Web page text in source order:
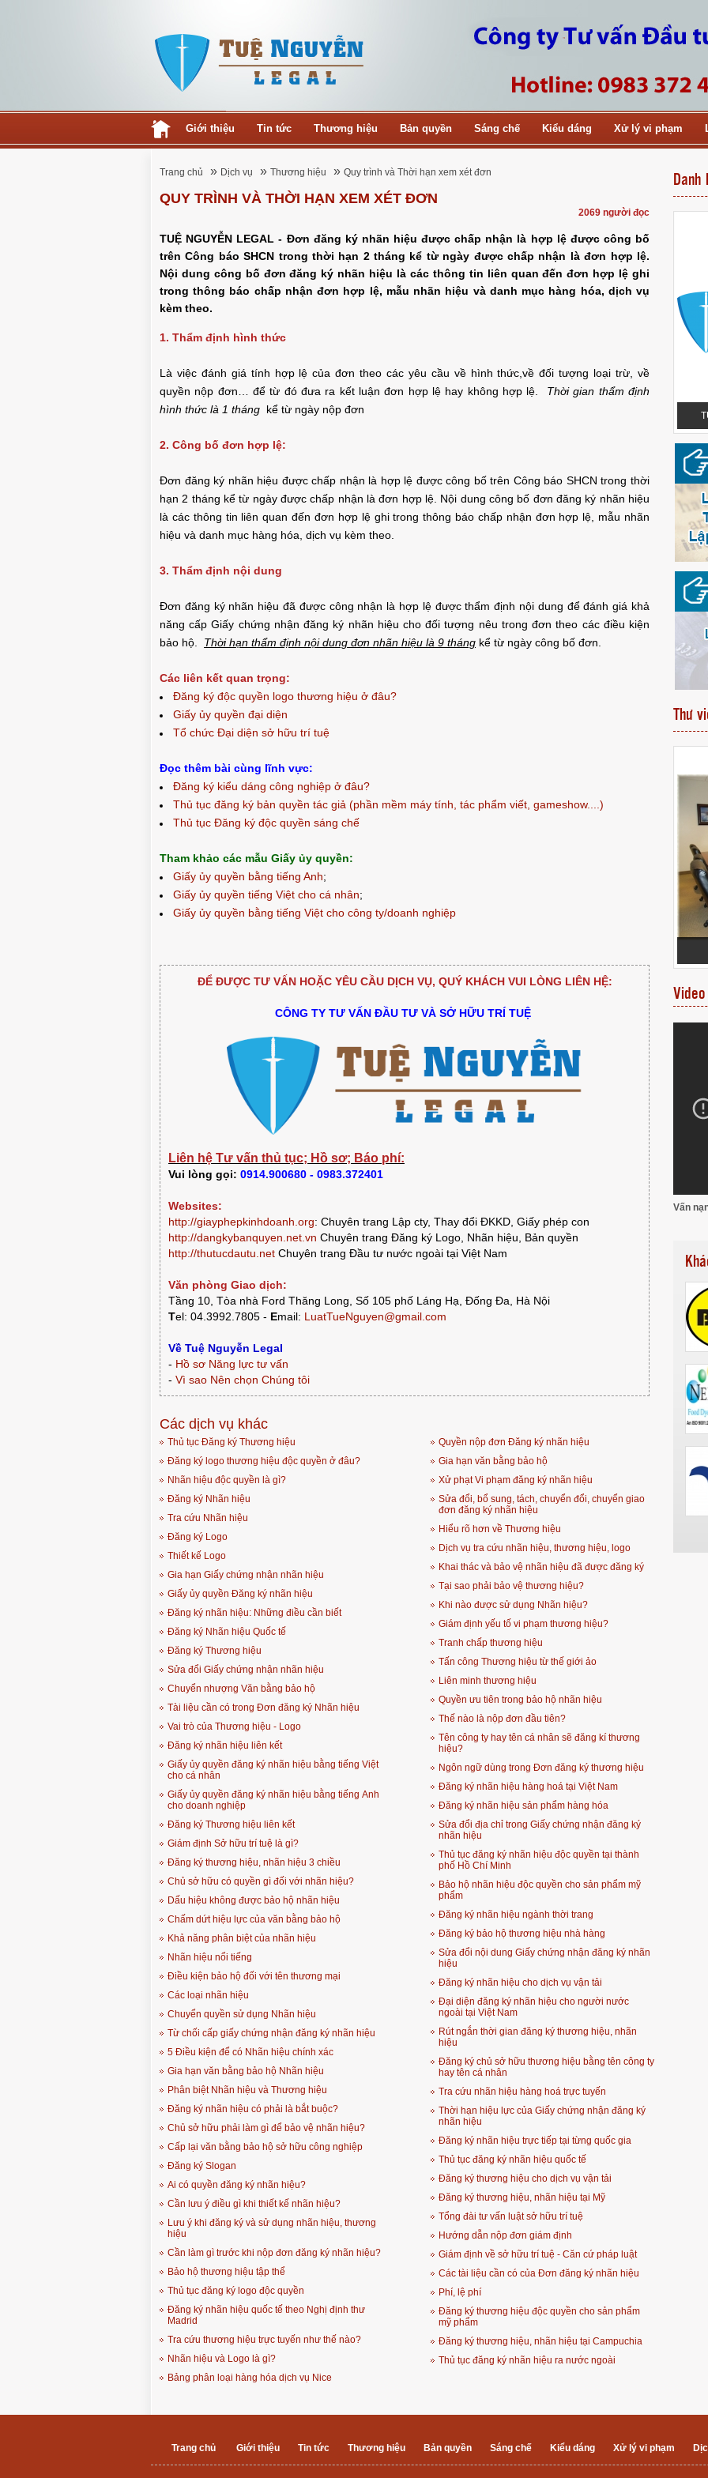
Giới thiệu Tin tức Thương hiệu Bản quyền Sáng chế Kiểu dáng Xử lý vi phạm
Trang chủ » Dịch vụ » Thương hiệu » Quy trình và Thời hạn xem xét đơn
QUY TRÌNH VÀ THỜI HẠN XEM XÉT ĐƠN
2069 người đọc
TUỆ NGUYỄN LEGAL - Đơn đăng ký nhãn hiệu được chấp nhận là hợp lệ được công bố
trên Công báo SHCN trong thời hạn 2 tháng kể từ ngày được chấp nhận là đơn hợp lệ.
Nội dung công bố đơn đăng ký nhãn hiệu là các thông tin liên quan đến đơn hợp lệ ghi
trong thông báo chấp nhận đơn hợp lệ, mẫu nhãn hiệu và danh mục hàng hóa, dịch vụ
kèm theo.
1. Thẩm định hình thức
Là việc đánh giá tính hợp lệ của đơn theo các yêu cầu về hình thức,về đối tượng loại trừ, về
quyền nộp đơn… để từ đó đưa ra kết luận đơn hợp lệ hay không hợp lệ. Thời gian thẩm định
hình thức là 1 tháng kể từ ngày nộp đơn
2. Công bố đơn hợp lệ:
Đơn đăng ký nhãn hiệu được chấp nhận là hợp lệ được công bố trên Công báo SHCN trong thời
hạn 2 tháng kể từ ngày được chấp nhận là đơn hợp lệ. Nội dung công bố đơn đăng ký nhãn hiệu
là các thông tin liên quan đến đơn hợp lệ ghi trong thông báo chấp nhận đơn hợp lệ, mẫu nhãn
hiệu và danh mục hàng hóa, dịch vụ kèm theo.
3. Thẩm định nội dung
Đơn đăng ký nhãn hiệu đã được công nhận là hợp lệ được thẩm định nội dung để đánh giá khả
năng cấp Giấy chứng nhận đăng ký nhãn hiệu cho đối tượng nêu trong đơn theo các điều kiện
bảo hộ. Thời hạn thẩm định nội dung đơn nhãn hiệu là 9 tháng kể từ ngày công bố đơn.
Các liên kết quan trọng:
Đăng ký độc quyền logo thương hiệu ở đâu?
Giấy ủy quyền đại diện
Tổ chức Đại diện sở hữu trí tuệ
Đọc thêm bài cùng lĩnh vực:
Đăng ký kiểu dáng công nghiệp ở đâu?
Thủ tục đăng ký bản quyền tác giả (phần mềm máy tính, tác phẩm viết, gameshow....)
Thủ tục Đăng ký độc quyền sáng chế
Tham khảo các mẫu Giấy ủy quyền:
Giấy ủy quyền bằng tiếng Anh;
Giấy ủy quyền tiếng Việt cho cá nhân;
Giấy ủy quyền bằng tiếng Việt cho công ty/doanh nghiệp
ĐỂ ĐƯỢC TƯ VẤN HOẶC YÊU CẦU DỊCH VỤ, QUÝ KHÁCH VUI LÒNG LIÊN HỆ:
CÔNG TY TƯ VẤN ĐẦU TƯ VÀ SỞ HỮU TRÍ TUỆ
Liên hệ Tư vấn thủ tục; Hồ sơ; Báo phí:
Vui lòng gọi: 0914.900680 - 0983.372401
Websites:
http://giayphepkinhdoanh.org: Chuyên trang Lập cty, Thay đổi ĐKKD, Giấy phép con
http://dangkybanquyen.net.vn Chuyên trang Đăng ký Logo, Nhãn hiệu, Bản quyền
http://thutucdautu.net Chuyên trang Đầu tư nước ngoài tại Việt Nam
Văn phòng Giao dịch:
Tầng 10, Tòa nhà Ford Thăng Long, Số 105 phố Láng Hạ, Đống Đa, Hà Nội
Tel: 04.3992.7805 - Email: LuatTueNguyen@gmail.com
Về Tuệ Nguyễn Legal
- Hồ sơ Năng lực tư vấn
- Vì sao Nên chọn Chúng tôi
Các dịch vụ khác
Thủ tục Đăng ký Thương hiệu
Đăng ký logo thương hiệu độc quyền ở đâu?
Nhãn hiệu độc quyền là gì?
Đăng ký Nhãn hiệu
Tra cứu Nhãn hiệu
Đăng ký Logo
Thiết kế Logo
Gia hạn Giấy chứng nhận nhãn hiệu
Giấy ủy quyền Đăng ký nhãn hiệu
Đăng ký nhãn hiệu: Những điều cần biết
Đăng ký Nhãn hiệu Quốc tế
Đăng ký Thương hiệu
Sửa đổi Giấy chứng nhận nhãn hiệu
Chuyển nhượng Văn bằng bảo hộ
Tài liệu cần có trong Đơn đăng ký Nhãn hiệu
Vai trò của Thương hiệu - Logo
Đăng ký nhãn hiệu liên kết
Giấy ủy quyền đăng ký nhãn hiệu bằng tiếng Việt
cho cá nhân
Giấy ủy quyền đăng ký nhãn hiệu bằng tiếng Anh
cho doanh nghiệp
Đăng ký Thương hiệu liên kết
Giám định Sở hữu trí tuệ là gì?
Đăng ký thương hiệu, nhãn hiệu 3 chiều
Chủ sở hữu có quyền gì đối với nhãn hiệu?
Dấu hiệu không được bảo hộ nhãn hiệu
Chấm dứt hiệu lực của văn bằng bảo hộ
Khả năng phân biệt của nhãn hiệu
Nhãn hiệu nổi tiếng
Điều kiện bảo hộ đối với tên thương mại
Các loại nhãn hiệu
Chuyển quyền sử dụng Nhãn hiệu
Từ chối cấp giấy chứng nhận đăng ký nhãn hiệu
5 Điều kiện để có Nhãn hiệu chính xác
Gia hạn văn bằng bảo hộ Nhãn hiệu
Phân biệt Nhãn hiệu và Thương hiệu
Đăng ký nhãn hiệu có phải là bắt buộc?
Chủ sở hữu phải làm gì để bảo vệ nhãn hiệu?
Cấp lại văn bằng bảo hộ sở hữu công nghiệp
Đăng ký Slogan
Ai có quyền đăng ký nhãn hiệu?
Cần lưu ý điều gì khi thiết kế nhãn hiệu?
Lưu ý khi đăng ký và sử dụng nhãn hiệu, thương
hiệu
Cần làm gì trước khi nộp đơn đăng ký nhãn hiệu?
Bảo hộ thương hiệu tập thể
Thủ tục đăng ký logo độc quyền
Đăng ký nhãn hiệu quốc tế theo Nghị định thư
Madrid
Tra cứu thương hiệu trực tuyến như thế nào?
Nhãn hiệu và Logo là gì?
Bảng phân loại hàng hóa dịch vụ Nice
Quyền nộp đơn Đăng ký nhãn hiệu
Gia hạn văn bằng bảo hộ
Xử phạt Vi phạm đăng ký nhãn hiệu
Sửa đổi, bổ sung, tách, chuyển đổi, chuyển giao
đơn đăng ký nhãn hiệu
Hiểu rõ hơn về Thương hiệu
Dịch vụ tra cứu nhãn hiệu, thương hiệu, logo
Khai thác và bảo vệ nhãn hiệu đã được đăng ký
Tại sao phải bảo vệ thương hiệu?
Khi nào được sử dụng Nhãn hiệu?
Giám định yếu tố vi phạm thương hiệu?
Tranh chấp thương hiệu
Tấn công Thương hiệu từ thế giới ảo
Liên minh thương hiệu
Quyền ưu tiên trong bảo hộ nhãn hiệu
Thế nào là nộp đơn đầu tiên?
Tên công ty hay tên cá nhân sẽ đăng kí thương
hiệu?
Ngôn ngữ dùng trong Đơn đăng ký thương hiệu
Đăng ký nhãn hiệu hàng hoá tại Việt Nam
Đăng ký nhãn hiệu sản phẩm hàng hóa
Sửa đổi địa chỉ trong Giấy chứng nhận đăng ký
nhãn hiệu
Thủ tục đăng ký nhãn hiệu độc quyền tại thành
phố Hồ Chí Minh
Bảo hộ nhãn hiệu độc quyền cho sản phẩm mỹ
phẩm
Đăng ký nhãn hiệu ngành thời trang
Đăng ký bảo hộ thương hiệu nhà hàng
Sửa đổi nội dung Giấy chứng nhận đăng ký nhãn
hiệu
Đăng ký nhãn hiệu cho dịch vụ vận tải
Đại diện đăng ký nhãn hiệu cho người nước
ngoài tại Việt Nam
Rút ngắn thời gian đăng ký thương hiệu, nhãn
hiệu
Đăng ký chủ sở hữu thương hiệu bằng tên công ty
hay tên cá nhân
Tra cứu nhãn hiệu hàng hoá trực tuyến
Thời hạn hiệu lực của Giấy chứng nhận đăng ký
nhãn hiệu
Đăng ký nhãn hiệu trực tiếp tại từng quốc gia
Thủ tục đăng ký nhãn hiệu quốc tế
Đăng ký thương hiệu cho dịch vụ vận tải
Đăng ký thương hiệu, nhãn hiệu tại Mỹ
Tổng đài tư vấn luật sở hữu trí tuệ
Hướng dẫn nộp đơn giám định
Giám định về sở hữu trí tuệ - Căn cứ pháp luật
Các tài liệu cần có của Đơn đăng ký nhãn hiệu
Phí, lệ phí
Đăng ký thương hiệu độc quyền cho sản phẩm
mỹ phẩm
Đăng ký thương hiệu, nhãn hiệu tại Campuchia
Thủ tục đăng ký nhãn hiệu ra nước ngoài
TUỆ NGUYỄN LEGAL - OFFICIAL LOGO
Thư
Video
Vấn
Trang chủ Giới thiệu Tin tức Thương hiệu Bản quyền Sáng chế Kiểu dáng Xử lý vi phạm